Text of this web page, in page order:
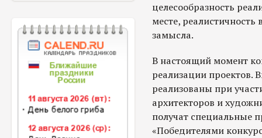
целесообразность
месте,
замысла.
В настоящий момент
реализации проектов.
реализованы при
архитекторов и
получат специальные
«Победителями